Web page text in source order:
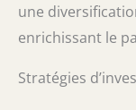
une
enrichissant le
Stratégies